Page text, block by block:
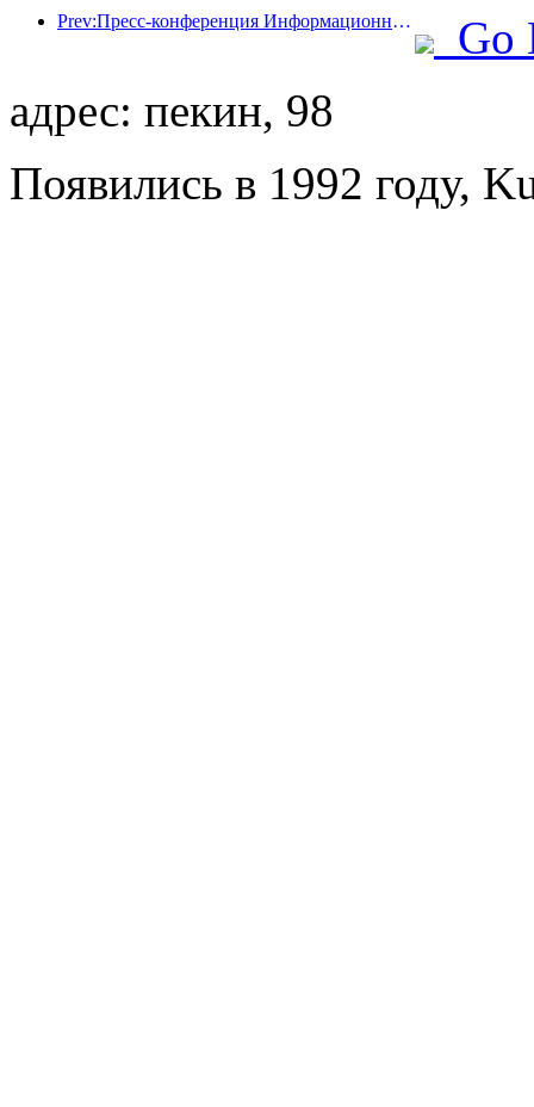
Prev:Пресс-конференция Информационного бюро Госсовета: В настоящее время в моей стране есть 28 пограничных портов, которые могут предоставлять услуги по беспилотному туризму.
Go
адрес: пекин, 98
Появились в 1992 году,